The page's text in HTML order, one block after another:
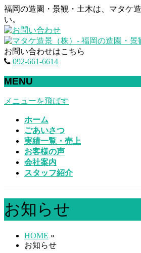
福岡の造園・景観・土木は、マタケ
い。
お問い合わせはこちら
092-661-6614
MENU
メニューを飛ばす
ホーム
ごあいさつ
実績一覧・売上
お客様の声
会社案内
スタッフ紹介
お知らせ
HOME »
お知らせ